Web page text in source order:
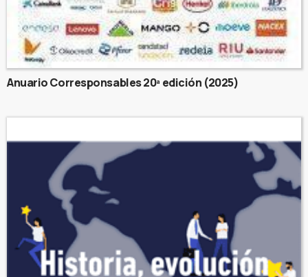
Anuario Corresponsables 20ª edición (2025)